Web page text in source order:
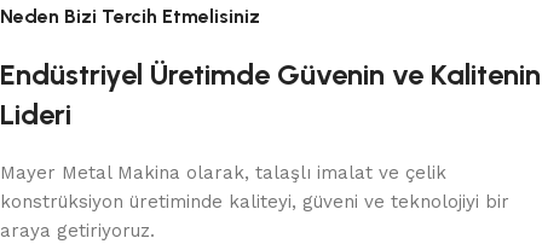
Neden Bizi Tercih Etmelisiniz
Endüstriyel Üretimde Güvenin ve Kalitenin
Lideri
Mayer Metal Makina olarak, talaşlı imalat ve çelik
konstrüksiyon üretiminde kaliteyi, güveni ve teknolojiyi bir
araya getiriyoruz.